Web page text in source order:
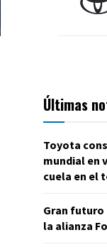
Últimas
Toyota
mundial en
cuela en el
Gran futuro
la alianza